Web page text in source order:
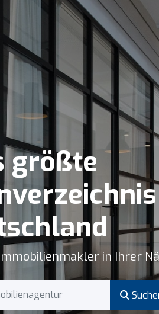
größte
in Ihrer